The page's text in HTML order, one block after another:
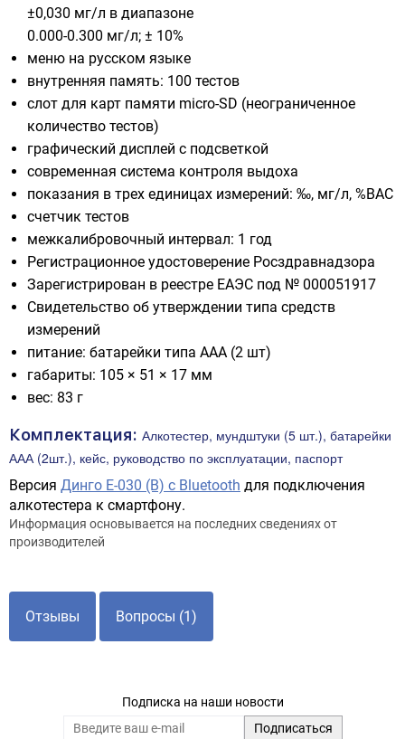
±0,030 мг/л в диапазоне
0.000-0.300 мг/л; ± 10%
меню на русском языке
внутренняя память: 100 тестов
слот для карт памяти micro-SD (неограниченное
количество тестов)
графический дисплей с подсветкой
современная система контроля выдоха
показания в трех единицах измерений: ‰, мг/л, %BAC
счетчик тестов
межкалибровочный интервал: 1 год
Регистрационное удостоверение Росздравнадзора
Зарегистрирован в реестре ЕАЭС под № 000051917
Свидетельство об утверждении типа средств
измерений
питание: батарейки типа ААА (2 шт)
габариты: 105 × 51 × 17 мм
вес: 83 г
Комплектация: Алкотестер, мундштуки (5 шт.), батарейки
ААА (2шт.), кейс, руководство по эксплуатации, паспорт
Версия Динго Е-030 (B) с Bluetooth для подключения
алкотестера к смартфону.
Информация основывается на последних сведениях от
производителей
Отзывы Вопросы (1)
Подписка на наши новости